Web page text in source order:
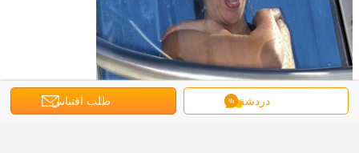
7. يمكن أن توفر مجموعة متنوعة من اختيار الألوان والجمع.
دردشة طلب اقتباس